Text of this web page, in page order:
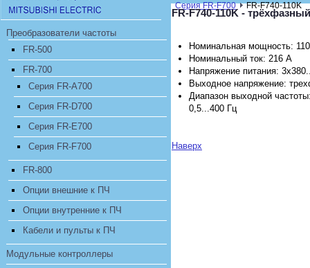
Преобразователи частоты
FR-500
FR-700
Серия FR-A700
Серия FR-D700
Серия FR-E700
Серия FR-F700
FR-800
Опции внешние к ПЧ
Опции внутренние к ПЧ
Кабели и пульты к ПЧ
Модульные контроллеры
Серия FR-F700
FR-F740-110K
FR-F740-110K -
Номинальная мощность:
Номинальный ток: 216 А
Напряжение питания:
Выходное напряжение:
Диапазон выходной
0,5...400 Гц
Наверх